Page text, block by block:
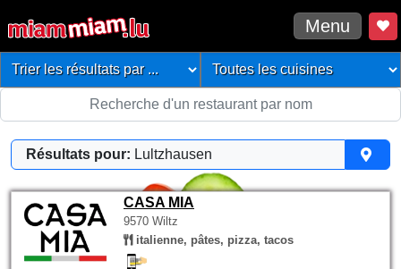
Menu
Résultats pour: Lultzhausen
CASA MIA
9570 Wiltz
italienne, pâtes, pizza, tacos